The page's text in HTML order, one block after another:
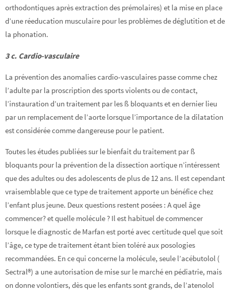
orthodontiques après extraction des prémolaires) et la mise en place
d’une réeducation musculaire pour les problèmes de déglutition et de
la phonation.
3 c. Cardio-vasculaire
La prévention des anomalies cardio-vasculaires passe comme chez
l’adulte par la proscription des sports violents ou de contact,
l’instauration d’un traitement par les ß bloquants et en dernier lieu
par un remplacement de l’aorte lorsque l’importance de la dilatation
est considérée comme dangereuse pour le patient.
Toutes les études publiées sur le bienfait du traitement par ß
bloquants pour la prévention de la dissection aortique n’intéressent
que des adultes ou des adolescents de plus de 12 ans. Il est cependant
vraisemblable que ce type de traitement apporte un bénéfice chez
l’enfant plus jeune. Deux questions restent posées : A quel âge
commencer? et quelle molécule ? Il est habituel de commencer
lorsque le diagnostic de Marfan est porté avec certitude quel que soit
l’âge, ce type de traitement étant bien toléré aux posologies
recommandées. En ce qui concerne la molécule, seule l’acébutolol (
Sectral®) a une autorisation de mise sur le marché en pédiatrie, mais
on donne volontiers, dès que les enfants sont grands, de l’atenolol